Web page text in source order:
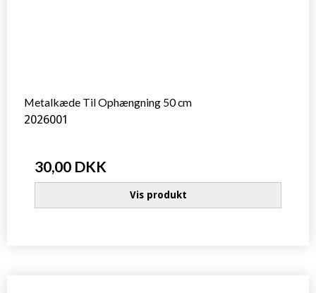
Metalkæde Til Ophængning 50 cm
2026001
30,00 DKK
Vis produkt